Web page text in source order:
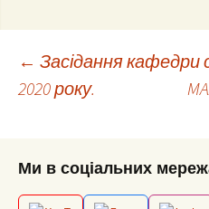
Post
← Засідання кафедри
2020 року.
Ми в соціальних